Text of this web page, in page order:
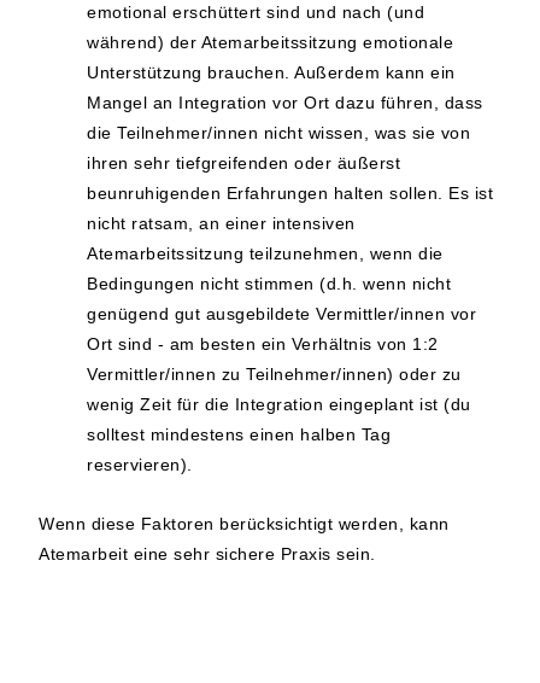
emotional erschüttert sind und nach (und
während) der Atemarbeitssitzung emotionale
Unterstützung brauchen. Außerdem kann ein
Mangel an Integration vor Ort dazu führen, dass
die Teilnehmer/innen nicht wissen, was sie von
ihren sehr tiefgreifenden oder äußerst
beunruhigenden Erfahrungen halten sollen. Es ist
nicht ratsam, an einer intensiven
Atemarbeitssitzung teilzunehmen, wenn die
Bedingungen nicht stimmen (d.h. wenn nicht
genügend gut ausgebildete Vermittler/innen vor
Ort sind - am besten ein Verhältnis von 1:2
Vermittler/innen zu Teilnehmer/innen) oder zu
wenig Zeit für die Integration eingeplant ist (du
solltest mindestens einen halben Tag
reservieren).
Wenn diese Faktoren berücksichtigt werden, kann
Atemarbeit eine sehr sichere Praxis sein.